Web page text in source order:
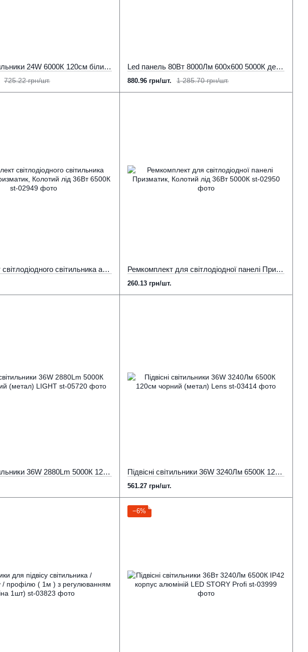
Підвісні світильники 24W 6000К 120см білий (метал)
725.22 грн/шт.
Led панель 80Вт 8000Лм 600х600 5000К денне світло LED STORY Profi
1 285.70 грн/шт.
880.96 грн/шт.
Ремкомплект світлодіодного світильника армстронг Призматик, Колотий лід 36Вт 6500К Ремкомплект для світлодіодної панелі Призматик, Колотий лід 36Вт 5000К
260.13 грн/шт.
Підвісні світильники 36W 2880Lm 5000К 120см чорний (метал) LIGHT Підвісні світильники 36W 3240Лм 6500К 120см чорний (метал) Lens
561.27 грн/шт.
−6%